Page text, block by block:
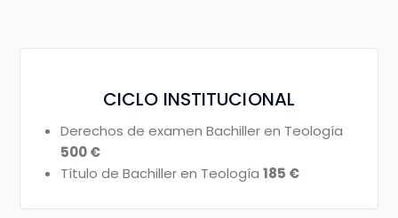
CICLO INSTITUCIONAL
Derechos de examen Bachiller en Teología
500 €
Título de Bachiller en Teología185 €